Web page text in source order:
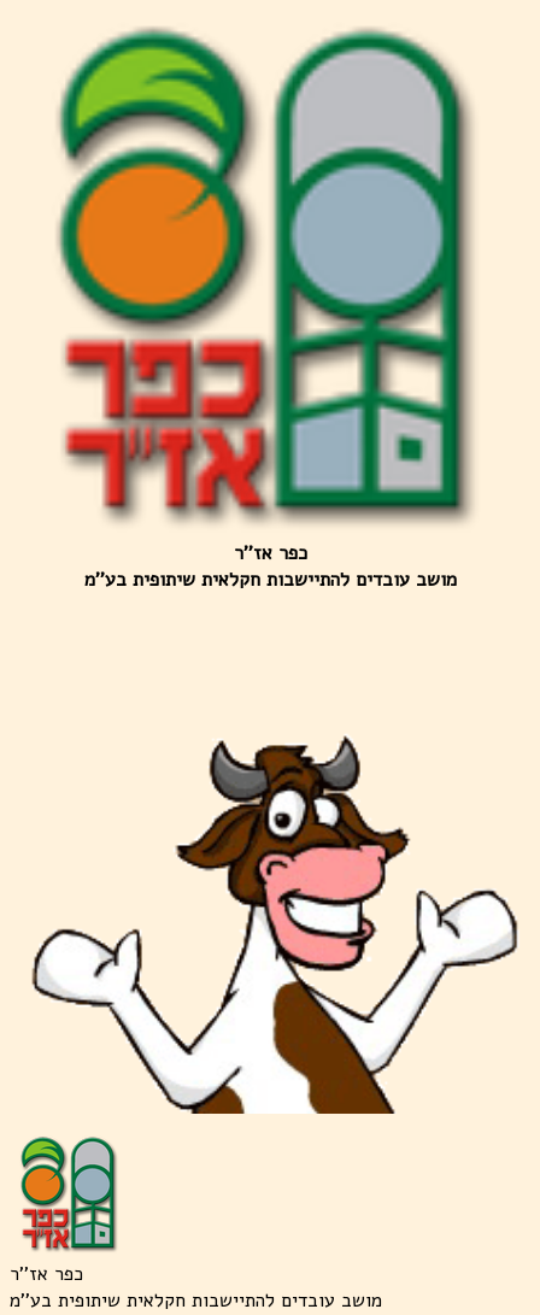
כפר אז''ר
מושב עובדים להתיישבות חקלאית שיתופית בע''מ
כפר אז''ר
מושב עובדים להתיישבות חקלאית שיתופית בע''מ